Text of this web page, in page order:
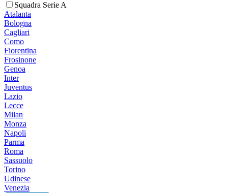
Squadra Serie A
Atalanta
Bologna
Cagliari
Como
Fiorentina
Frosinone
Genoa
Inter
Juventus
Lazio
Lecce
Milan
Monza
Napoli
Parma
Roma
Sassuolo
Torino
Udinese
Venezia